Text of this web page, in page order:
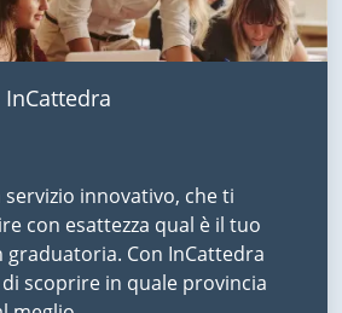
innovativo, che ti
con esattezza qual è il tuo
Con InCattedra
scoprire in quale provincia